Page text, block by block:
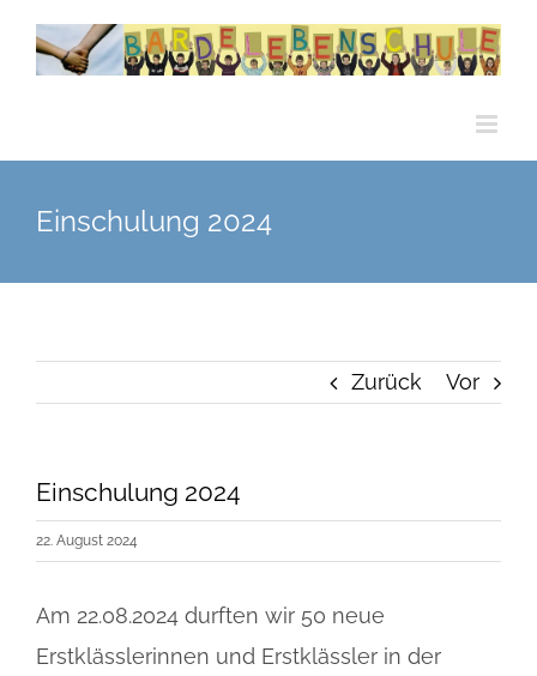
Zum
Inhalt
Einschulung 2024
Zurück Vor
Einschulung 2024
22. August 2024
Am 22.08.2024 durften wir 50 neue
Erstklässlerinnen und Erstklässler in der